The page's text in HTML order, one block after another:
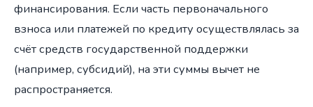
финансирования. Если часть первоначального
взноса или платежей по кредиту осуществлялась за
счёт средств государственной поддержки
(например, субсидий), на эти суммы вычет не
распространяется.